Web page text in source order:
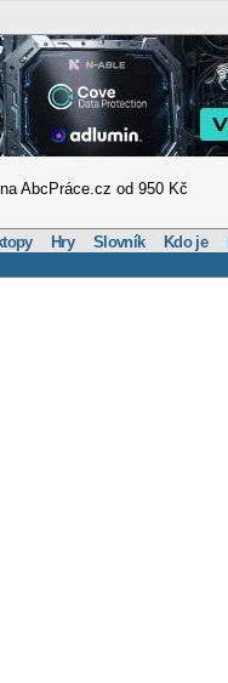
na AbcPráce.cz od 950 Kč
Hry Slovník Kdo je